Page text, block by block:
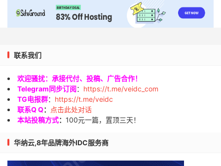
联系我们
欢迎骚扰：承接代付、投稿、广告合作！
Telegram同步订阅： https://t.me/veidc_com
TG电报群： https://t.me/veidc
联系Q Q：
点击此处对话
本站投稿方式： 100元一篇，置顶三天！
华纳云,8年品牌海外IDC服务商